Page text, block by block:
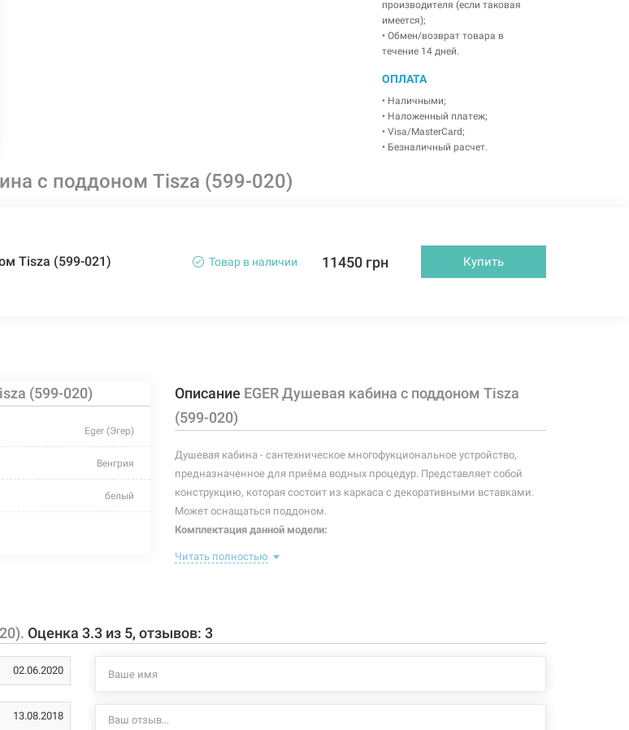
производителя (если таковая
имеется);
• Обмен/возврат товара в
течение 14 дней.
ОПЛАТА
• Наличными;
• Наложенный платеж;
• Visa/MasterCard;
• Безналичный расчет.
с поддоном Tisza (599-020)
Tisza (599-021) Товар в наличии 11450 грн Купить
(599-020)
Eger (Эгер)
Венгрия
белый
отсутствует
800 мм
Описание EGER Душевая кабина с поддоном Tisza
(599-020)
Душевая кабина - сантехническое многофукциональное устройство,
предназначенное для приёма водных процедур. Представляет собой
конструкцию, которая состоит из каркаса с декоративными вставками.
Может оснащаться поддоном.
Комплектация данной модели:
поддон (угловой, акриловый, высота 15 см, 80 см x 80 см);
стеклянные вставки (из декорированного каленого стекла Zuzmara,
Читать полностью
Оценка 3.3 из 5, отзывов: 3
02.06.2020
13.08.2018